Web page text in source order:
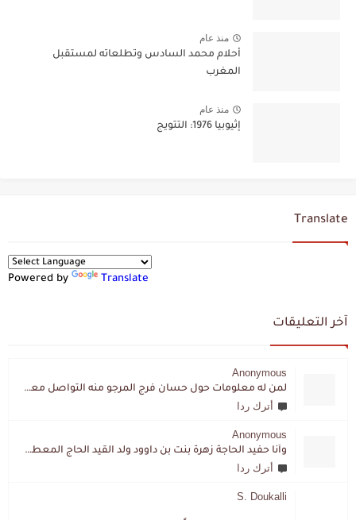
منذ عام
أحلام محمد السادس وتطلعاته لمستقبل
المغرب
منذ عام
إثيوبيا 1976: التتويج
Translate
Powered by Translate
آخر التعليقات
Anonymous
لمن له معلومات حول حسان فرج المرجو منه التواصل معي لقد اختفى تماما و كانت لي به علاقة تواصل خاصة
أترك ردا
Anonymous
وأنا حفيد الحاجة زهرة بنت بن داوود ولد القيد الحاج المعطي المزمزي . ولا نمتلك من إرثه شيئا .
أترك ردا
S. Doukalli